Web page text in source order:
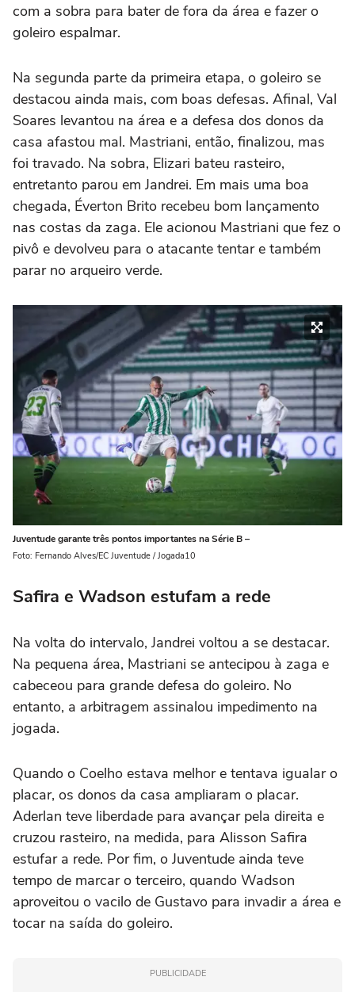
com a sobra para bater de fora da área e fazer o
goleiro espalmar.
Na segunda parte da primeira etapa, o goleiro se
destacou ainda mais, com boas defesas. Afinal, Val
Soares levantou na área e a defesa dos donos da
casa afastou mal. Mastriani, então, finalizou, mas
foi travado. Na sobra, Elizari bateu rasteiro,
entretanto parou em Jandrei. Em mais uma boa
chegada, Éverton Brito recebeu bom lançamento
nas costas da zaga. Ele acionou Mastriani que fez o
pivô e devolveu para o atacante tentar e também
parar no arqueiro verde.
Juventude garante três pontos importantes na Série B –
Foto: Fernando Alves/EC Juventude / Jogada10
Safira e Wadson estufam a rede
Na volta do intervalo, Jandrei voltou a se destacar.
Na pequena área, Mastriani se antecipou à zaga e
cabeceou para grande defesa do goleiro. No
entanto, a arbitragem assinalou impedimento na
jogada.
Quando o Coelho estava melhor e tentava igualar o
placar, os donos da casa ampliaram o placar.
Aderlan teve liberdade para avançar pela direita e
cruzou rasteiro, na medida, para Alisson Safira
estufar a rede. Por fim, o Juventude ainda teve
tempo de marcar o terceiro, quando Wadson
aproveitou o vacilo de Gustavo para invadir a área e
tocar na saída do goleiro.
PUBLICIDADE